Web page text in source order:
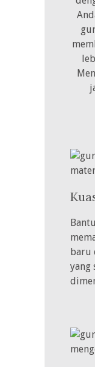
baru
yang